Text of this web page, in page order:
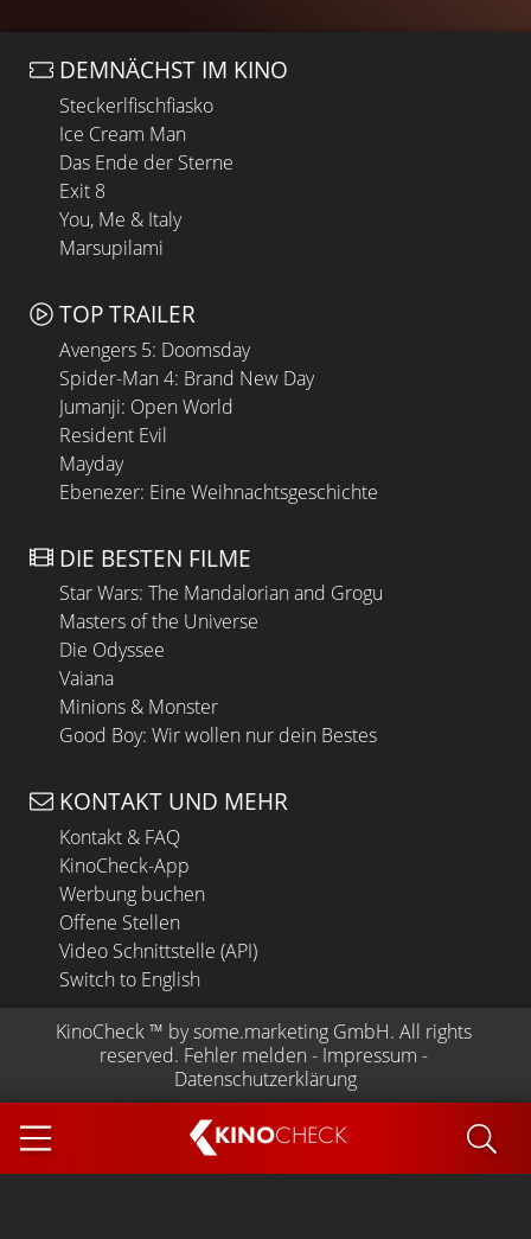
KINOCHECK
DEMNÄCHST IM KINO
Steckerlfischfiasko
Ice Cream Man
Das Ende der Sterne
Exit 8
You, Me & Italy
Marsupilami
TOP TRAILER
Avengers 5: Doomsday
Spider-Man 4: Brand New Day
Jumanji: Open World
Resident Evil
Mayday
Ebenezer: Eine Weihnachtsgeschichte
DIE BESTEN FILME
Star Wars: The Mandalorian and Grogu
Masters of the Universe
Die Odyssee
Vaiana
Minions & Monster
Good Boy: Wir wollen nur dein Bestes
KONTAKT UND MEHR
Kontakt & FAQ
KinoCheck-App
Werbung buchen
Offene Stellen
Video Schnittstelle (API)
Switch to English
KinoCheck ™ by some.marketing GmbH. All rights
reserved. Fehler melden - Impressum -
Datenschutzerklärung